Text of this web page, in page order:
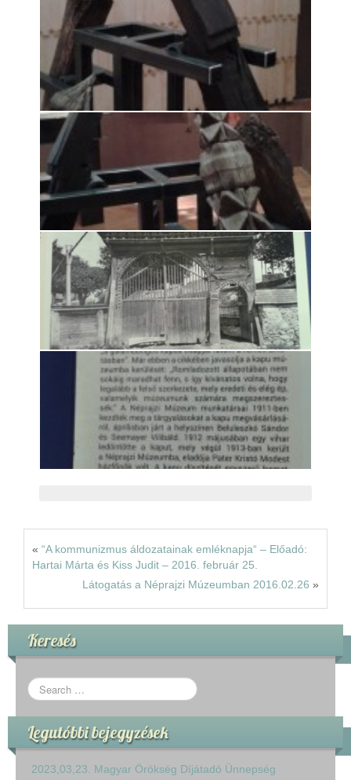
« “A kommunizmus áldozatainak emléknapja“ – Előadó:
Hartai Márta és Kiss Judit – 2016. február 25.
Látogatás a Néprajzi Múzeumban 2016.02.26 »
Keresés
Legutóbbi bejegyzések
2023,03,23. Magyar Örökség Díjátadó Ünnepség